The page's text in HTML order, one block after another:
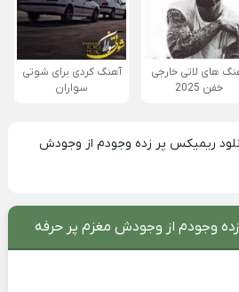
های لاتی خارجی
خفن 2025
آهنگ کردی برای شوتی
سواران
ریمیکس پر زده وجودم از وجودش
وجودم از وجودش مغزم پر حرفه